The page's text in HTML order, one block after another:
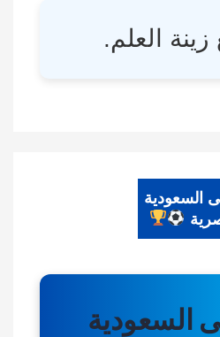
زينة العلم.
السعودية
حصرية
السعودية